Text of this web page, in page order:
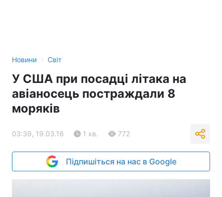
Новини › Світ
У США при посадці літака на
авіаносець постраждали 8
моряків
03:39, 19.03.16 1 хв. 772
Підпишіться на нас в Google